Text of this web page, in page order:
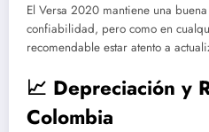
El Versa 2020 mantiene una
confiabilidad, pero como en
recomendable estar atento a
📈 Depreciación y
Colombia